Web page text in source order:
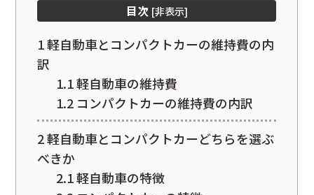
目次 [非表示]
1軽自動車とコンパクトカーの維持費の内
訳
1.1軽自動車の維持費
1.2 コンパクトカーの維持費の内訳
2軽自動車とコンパクトカーどちらを選ぶ
べきか
2.1軽自動車の特徴